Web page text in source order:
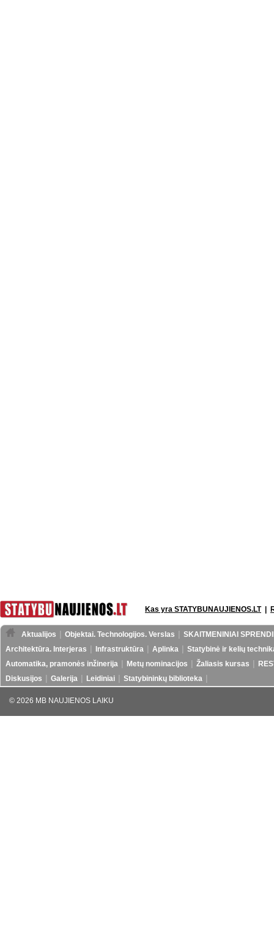
Kas yra STATYBUNAUJIENOS.LT|
Aktualijos Objektai. Technologijos. Verslas
SKAITMENINIAI
Architektūra. Interjeras
Infrastruktūra Aplinka
Statybinė ir kelių
Automatika, pramonės inžinerija
Metų nominacijos Žaliasis kursas
Diskusijos
Galerija Leidiniai Statybininkų biblioteka
© 2026 MB NAUJIENOS LAIKU